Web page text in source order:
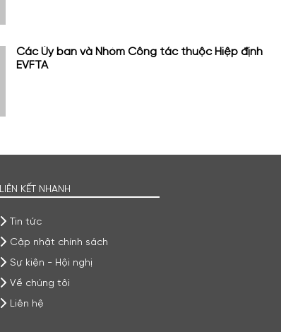
Các Ủy ban và Nhóm Công tác thuộc Hiệp định
EVFTA
LIÊN KẾT NHANH
Tin tức
Cập nhật chính sách
Sự kiện - Hội nghị
Về chúng tôi
Liên hệ